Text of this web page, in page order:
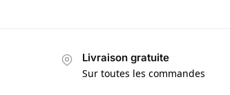
Livraison gratuite
Sur toutes les commandes